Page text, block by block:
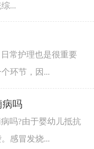
...
常护理也是很重要
环节，因...
病吗
吗?由于婴幼儿抵抗
感冒发烧...